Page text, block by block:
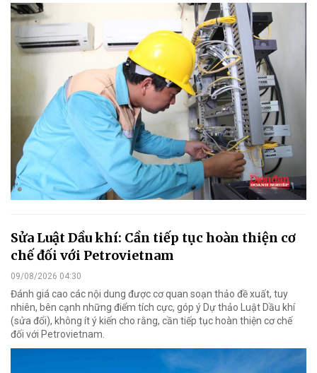
Sửa Luật Dầu khí: Cần tiếp tục hoàn thiện cơ
chế đối với Petrovietnam
09/08/2026 04:30
Đánh giá cao các nội dung được cơ quan soạn thảo đề xuất, tuy
nhiên, bên cạnh những điểm tích cực, góp ý Dự thảo Luật Dầu khí
(sửa đổi), không ít ý kiến cho rằng, cần tiếp tục hoàn thiện cơ chế
đối với Petrovietnam.